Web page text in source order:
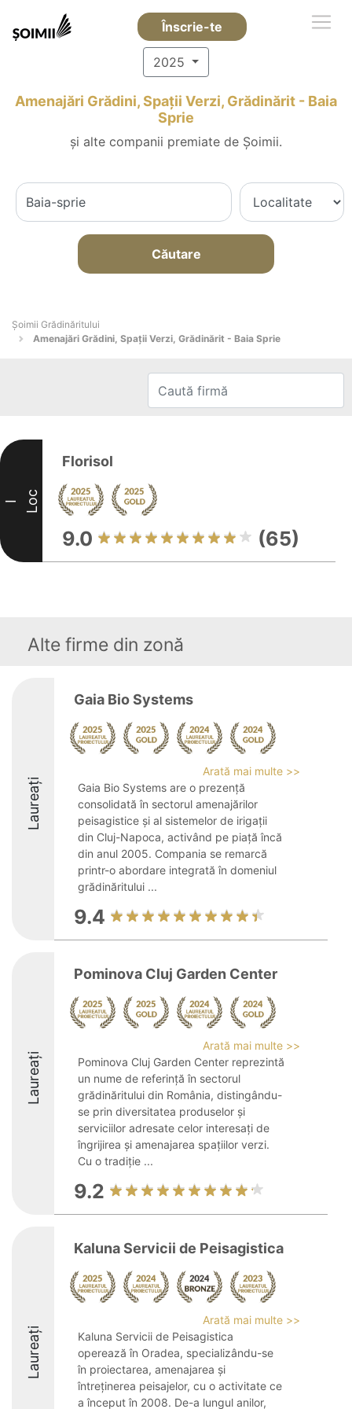
Înscrie-te
2025
Amenajări Grădini, Spații Verzi, Grădinărit - Baia
Sprie
și alte companii premiate de Șoimii.
Căutare
Șoimii Grădinăritului
Amenajări Grădini, Spații Verzi, Grădinărit - Baia Sprie
I Loc
Florisol
9.0 (65)
Alte firme din zonă
Laureați
Gaia Bio Systems
Arată mai multe >>
Gaia Bio Systems are o prezență
consolidată în sectorul amenajărilor
peisagistice și al sistemelor de irigații
din Cluj-Napoca, activând pe piață încă
din anul 2005. Compania se remarcă
printr-o abordare integrată în domeniul
grădinăritului ...
9.4
Laureați
Pominova Cluj Garden Center
Arată mai multe >>
Pominova Cluj Garden Center reprezintă
un nume de referință în sectorul
grădinăritului din România, distingându-
se prin diversitatea produselor și
serviciilor adresate celor interesați de
îngrijirea și amenajarea spațiilor verzi.
Cu o tradiție ...
9.2
Laureați
Kaluna Servicii de Peisagistica
Arată mai multe >>
Kaluna Servicii de Peisagistica
operează în Oradea, specializându-se
în proiectarea, amenajarea și
întreținerea peisajelor, cu o activitate ce
a început în 2008. De-a lungul anilor,